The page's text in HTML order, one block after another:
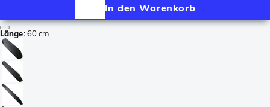
In den Warenkorb
Länge:60 cm